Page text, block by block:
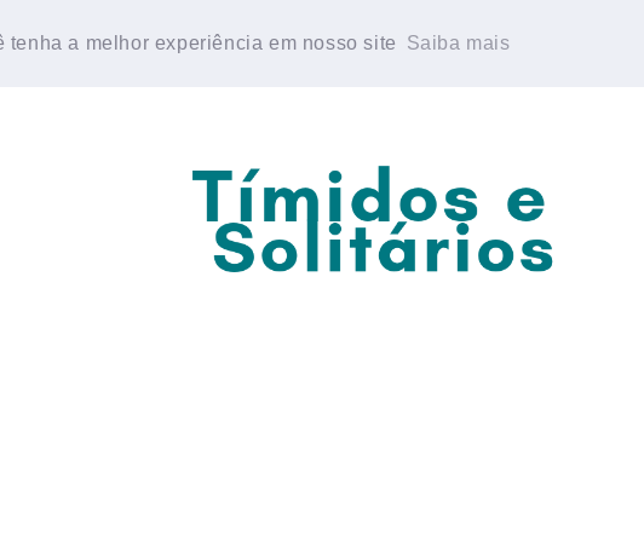
a melhor experiência em nosso site Saiba mais
a melhor experiência em nosso site Saiba mais
TESTE DE PERSONALIDADE GRUPO DE WHATSAPP